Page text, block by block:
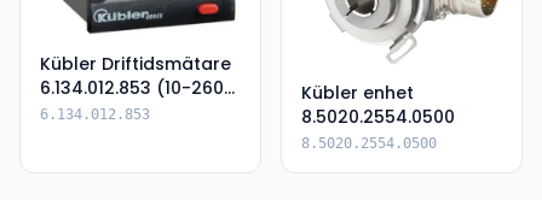
Kübler Driftidsmätare
6.134.012.853 (10-260
AC/DC PNP)
6.134.012.853
Kübler enhet
8.5020.2554.0500
8.5020.2554.0500